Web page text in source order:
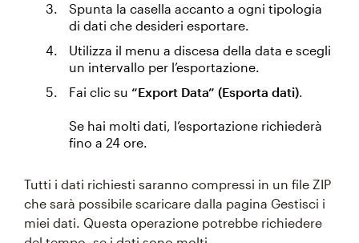
Spunta la casella accanto a ogni tipologia
di dati che desideri esportare.
Utilizza il menu a discesa della data e scegli
un intervallo per l’esportazione.
Fai clic su “Export Data” (Esporta dati).
Se hai molti dati, l’esportazione richiederà
fino a 24 ore.
Tutti i dati richiesti saranno compressi in un file ZIP
che sarà possibile scaricare dalla pagina Gestisci i
miei dati. Questa operazione potrebbe richiedere